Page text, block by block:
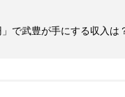
」で武豊が手にする収入